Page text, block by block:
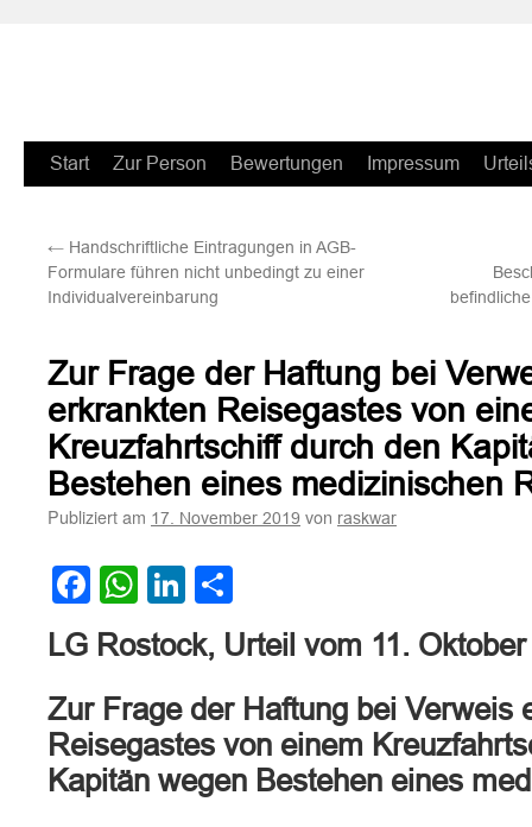
Zum
springen
Start Zur Person Bewertungen Impressum
← Handschriftliche Eintragungen in AGB-
Formulare führen nicht unbedingt zu einer
Individualvereinbarung
Zur Frage der Haftung bei
erkrankten Reisegastes von
Kreuzfahrtschiff durch den
Bestehen eines medizinischen
Publiziert am 17. November 2019 von raskwar
Facebook
WhatsApp
LinkedIn
LG Rostock, Urteil vom 11.
Zur Frage der Haftung bei Verweis
Reisegastes von einem
Kapitän wegen Bestehen eines